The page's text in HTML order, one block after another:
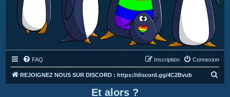
FAQ Connexion
Inscription
REJOIGNEZ NOUS SUR DISCORD : https://discord.gg/4C2Bvub
Et alors ?